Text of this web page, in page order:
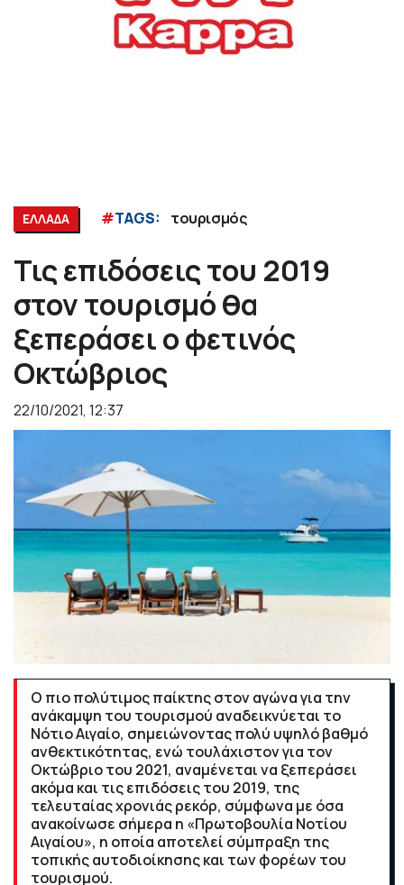
ΕΛΛΑΔΑ #TAGS: τουρισμός
Τις επιδόσεις του 2019
στον τουρισμό θα
ξεπεράσει ο φετινός
Οκτώβριος
22/10/2021, 12:37
Ο πιο πολύτιμος παίκτης στον αγώνα για την
ανάκαμψη του τουρισμού αναδεικνύεται το
Νότιο Αιγαίο, σημειώνοντας πολύ υψηλό βαθμό
ανθεκτικότητας, ενώ τουλάχιστον για τον
Οκτώβριο του 2021, αναμένεται να ξεπεράσει
ακόμα και τις επιδόσεις του 2019, της
τελευταίας χρονιάς ρεκόρ, σύμφωνα με όσα
ανακοίνωσε σήμερα η «Πρωτοβουλία Νοτίου
Αιγαίου», η οποία αποτελεί σύμπραξη της
τοπικής αυτοδιοίκησης και των φορέων του
τουρισμού.